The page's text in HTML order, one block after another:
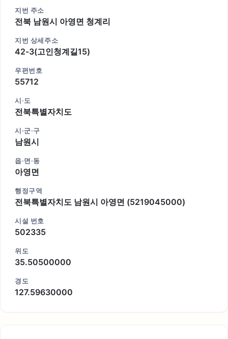
지번 주소
전북 남원시 아영면 청계리
지번 상세주소
42-3(고인청계길15)
우편번호
55712
시·도
전북특별자치도
시·군·구
남원시
읍·면·동
아영면
행정구역
전북특별자치도 남원시 아영면 (5219045000)
시설 번호
502335
위도
35.50500000
경도
127.59630000